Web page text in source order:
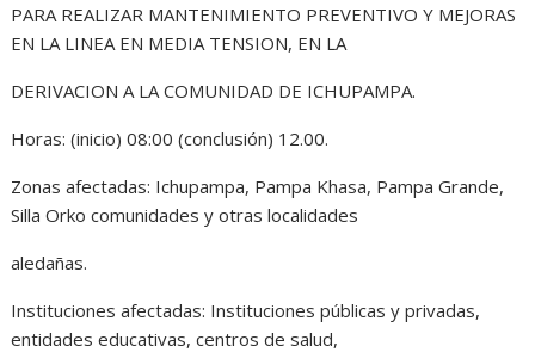
PARA REALIZAR MANTENIMIENTO PREVENTIVO Y MEJORAS
EN LA LINEA EN MEDIA TENSION, EN LA
DERIVACION A LA COMUNIDAD DE ICHUPAMPA.
Horas: (inicio) 08:00 (conclusión) 12.00.
Zonas afectadas: Ichupampa, Pampa Khasa, Pampa Grande,
Silla Orko comunidades y otras localidades
aledañas.
Instituciones afectadas: Instituciones públicas y privadas,
entidades educativas, centros de salud,